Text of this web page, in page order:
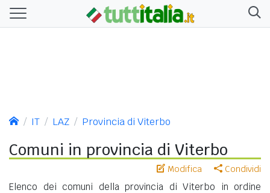
IT LAZ Provincia di Viterbo
Comuni in provincia di Viterbo
Modifica Condividi
Elenco dei comuni della provincia di Viterbo in ordine